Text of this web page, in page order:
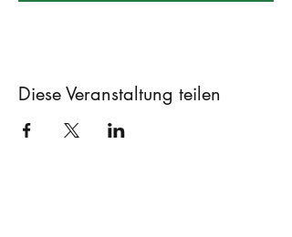
Diese Veranstaltung teilen